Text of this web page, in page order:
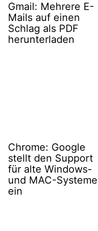
Gmail: Mehrere E-
Mails auf einen
Schlag als PDF
herunterladen
Chrome: Google
stellt den Support
für alte Windows-
und MAC-Systeme
ein